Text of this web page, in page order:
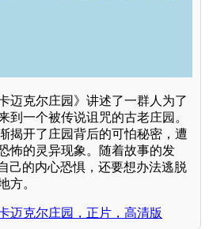
迈克尔庄园》讲述了一群人为了
到一个被传说诅咒的古老庄园。
揭开了庄园背后的可怕秘密，遭
怖的灵异现象。随着故事的发
己的内心恐惧，还要想办法逃脱
方。
迈克尔庄园，正片，高清版